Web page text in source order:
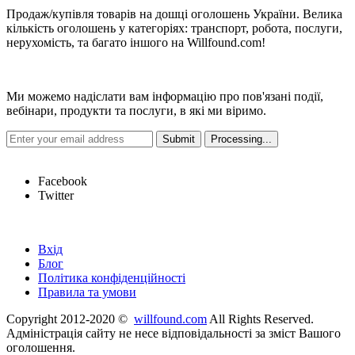
Продаж/купівля товарів на дошці оголошень України. Велика
кількість оголошень у категоріях: транспорт, робота, послуги,
нерухомість, та багато іншого на Willfound.com!
Ми можемо надіслати вам інформацію про пов'язані події,
вебінари, продукти та послуги, в які ми віримо.
Facebook
Twitter
Вхід
Блог
Політика конфіденційності
Правила та умови
Copyright 2012-2020 © willfound.com All Rights Reserved.
Адміністрація сайту не несе відповідальності за зміст Вашого
оголошення.